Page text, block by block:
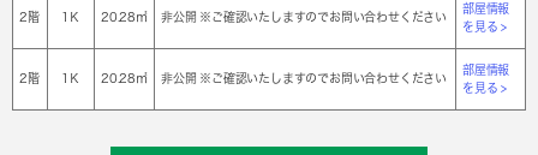
2階 1Ｋ 20.28㎡ 非公開 ※ご確認いたしますのでお問い合わせください
部屋情報
を見る >
2階 1Ｋ 20.28㎡ 非公開 ※ご確認いたしますのでお問い合わせください
部屋情報
を見る >